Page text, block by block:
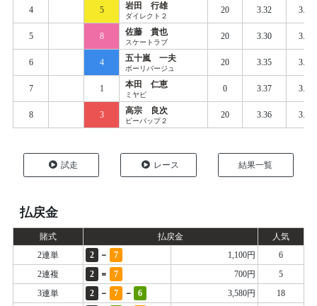
4 5 岩田 行雄
ダイレクト２
20 3.32 3.404
5 8 佐藤 貴也
スケートラブ
20 3.30 3.410
6 4 五十嵐 一夫
ボーリバージュ
20 3.35 3.413
7 1 本田 仁恵
ミヤビ
0 3.37 3.448
8 3 高宗 良次
ビーバップ２
20 3.36 3.429
試走 レース 結果一覧
払戻金
賭式 払戻金
人気
2連単
2 - 7 1,100円
6
2連複
2 = 7 700円
5
3連単
2 - 7 - 6 3,580円
18